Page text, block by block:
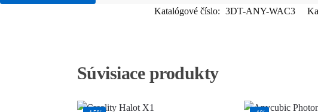
Katalógové číslo: 3DT-ANY-WAC3
Súvisiace produkty